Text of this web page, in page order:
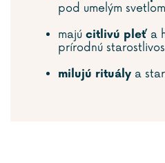
pod umelým
majú citlivú pleť a
prírodnú
milujú rituály a